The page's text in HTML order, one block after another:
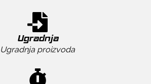
Ugradnja
Ugradnja proizvoda